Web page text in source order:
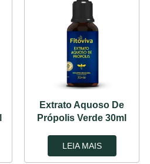
Extrato Aquoso De
Própolis Verde 30ml
LEIA MAIS